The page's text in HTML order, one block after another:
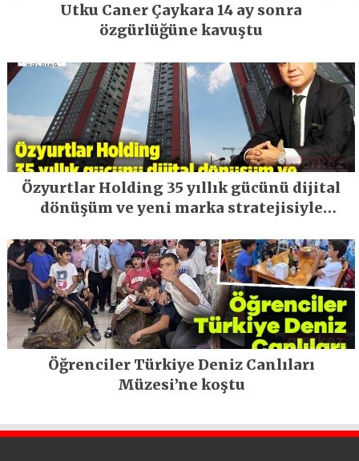
Utku Caner Çaykara 14 ay sonra
özgürlüğüne kavuştu
Özyurtlar Holding 35 yıllık gücünü dijital
dönüşüm ve yeni marka stratejisiyle
Öğrenciler Türkiye Deniz Canlıları
Müzesi’ne koştu